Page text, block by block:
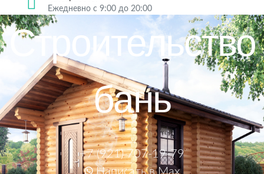
Ежедневно с 9:00 до 20:00
Строительство
бань
+7 (921) 707-19-79
Написать в Max